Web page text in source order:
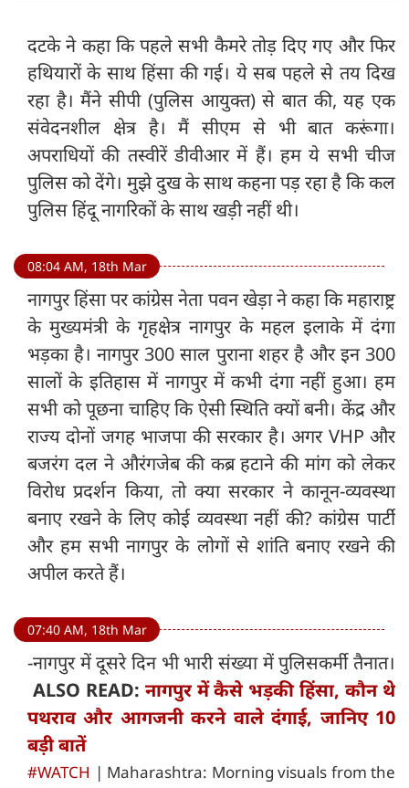
दटके ने कहा कि पहले सभी कैमरे तोड़ दिए गए और फिर
हथियारों के साथ हिंसा की गई। ये सब पहले से तय दिख
रहा है। मैंने सीपी (पुलिस आयुक्त) से बात की, यह एक
संवेदनशील क्षेत्र है। मैं सीएम से भी बात करूंगा।
अपराधियों की तस्वीरें डीवीआर में हैं। हम ये सभी चीज
पुलिस को देंगे। मुझे दुख के साथ कहना पड़ रहा है कि कल
पुलिस हिंदू नागरिकों के साथ खड़ी नहीं थी।
08:04 AM, 18th Mar
नागपुर हिंसा पर कांग्रेस नेता पवन खेड़ा ने कहा कि महाराष्ट्र
के मुख्यमंत्री के गृहक्षेत्र नागपुर के महल इलाके में दंगा
भड़का है। नागपुर 300 साल पुराना शहर है और इन 300
सालों के इतिहास में नागपुर में कभी दंगा नहीं हुआ। हम
सभी को पूछना चाहिए कि ऐसी स्थिति क्यों बनी। केंद्र और
राज्य दोनों जगह भाजपा की सरकार है। अगर VHP और
बजरंग दल ने औरंगजेब की कब्र हटाने की मांग को लेकर
विरोध प्रदर्शन किया, तो क्या सरकार ने कानून-व्यवस्था
बनाए रखने के लिए कोई व्यवस्था नहीं की? कांग्रेस पार्टी
और हम सभी नागपुर के लोगों से शांति बनाए रखने की
अपील करते हैं।
07:40 AM, 18th Mar
-नागपुर में दूसरे दिन भी भारी संख्या में पुलिसकर्मी तैनात।
ALSO READ: नागपुर में कैसे भड़की हिंसा, कौन थे
पथराव और आगजनी करने वाले दंगाई, जानिए 10
बड़ी बातें
#WATCH | Maharashtra: Morning visuals from the